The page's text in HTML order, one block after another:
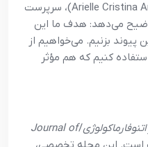
پروفسور آریل کریستینا آرنا (Arielle Cristina Arena)، سرپرست
می‌دهد: هدف ما این
بزنیم. می‌خواهیم از
کنیم که هم مؤثر
اتنوفارماکولوژی/
Journal of